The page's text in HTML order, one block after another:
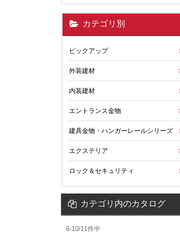
カテゴリ別
ピックアップ
外装建材
内装建材
エントランス金物
建具金物・ハンガーレールシリーズ
エクステリア
ロック＆セキュリティ
カテゴリ内のカタログ
6-10/11 件中